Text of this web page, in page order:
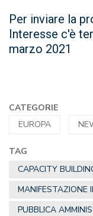
Per inviare la
Interesse c'è
marzo 2021
CATEGORIE
EUROPA
TAG
CAPACITY
MANIFESTAZIONE
PUBBLICA